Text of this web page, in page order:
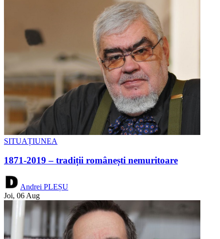
SITUAȚIUNEA
1871-2019 – tradiții românești nemuritoare
Andrei PLEȘU
Joi, 06 Aug